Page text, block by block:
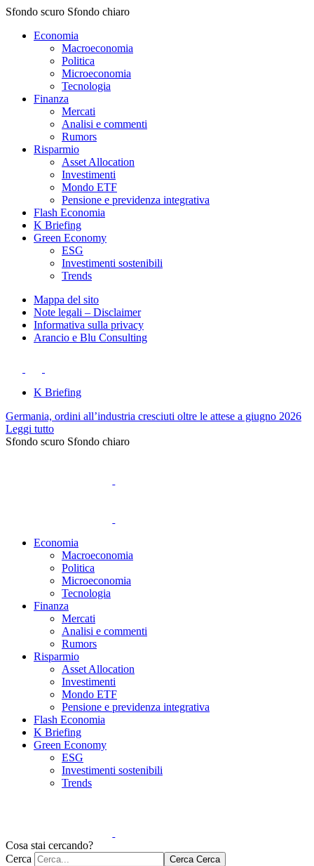
Sfondo scuro Sfondo chiaro
Economia
Macroeconomia
Politica
Microeconomia
Tecnologia
Finanza
Mercati
Analisi e commenti
Rumors
Risparmio
Asset Allocation
Investimenti
Mondo ETF
Pensione e previdenza integrativa
Flash Economia
K Briefing
Green Economy
ESG
Investimenti sostenibili
Trends
Mappa del sito
Note legali – Disclaimer
Informativa sulla privacy
Arancio e Blu Consulting
K Briefing
Germania, ordini all’industria cresciuti oltre le attese a giugno 2026
Leggi tutto
Sfondo scuro Sfondo chiaro
Economia
Macroeconomia
Politica
Microeconomia
Tecnologia
Finanza
Mercati
Analisi e commenti
Rumors
Risparmio
Asset Allocation
Investimenti
Mondo ETF
Pensione e previdenza integrativa
Flash Economia
K Briefing
Green Economy
ESG
Investimenti sostenibili
Trends
Cosa stai cercando?
Cerca
Cerca Cerca